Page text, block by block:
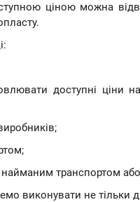
ціною можна
доступні ціни
найманим транспортом
виконувати не тільки